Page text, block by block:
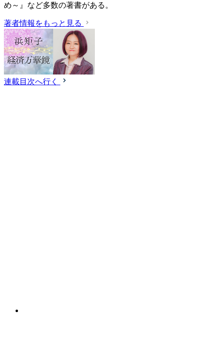
め～』など多数の著書がある。
著者情報をもっと見る
連載目次へ行く